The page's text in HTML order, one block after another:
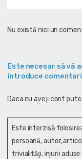
Nu există nici un
Este necesar să vă
introduce
Daca nu aveţi cont
Este interzisă
persoană, autor,
trivialităţi, injurii